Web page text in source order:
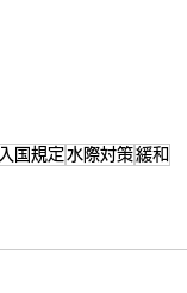
入国規定 水際対策緩和